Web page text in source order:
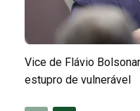
Vice de Flávio
estupro de vulnerável